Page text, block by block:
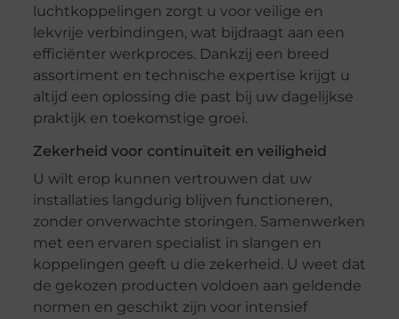
luchtkoppelingen zorgt u voor veilige en
lekvrije verbindingen, wat bijdraagt aan een
efficiënter werkproces. Dankzij een breed
assortiment en technische expertise krijgt u
altijd een oplossing die past bij uw dagelijkse
praktijk en toekomstige groei.
Zekerheid voor continuïteit en veiligheid
U wilt erop kunnen vertrouwen dat uw
installaties langdurig blijven functioneren,
zonder onverwachte storingen. Samenwerken
met een ervaren specialist in slangen en
koppelingen geeft u die zekerheid. U weet dat
de gekozen producten voldoen aan geldende
normen en geschikt zijn voor intensief